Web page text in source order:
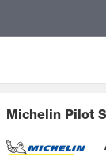
Michelin Pilot